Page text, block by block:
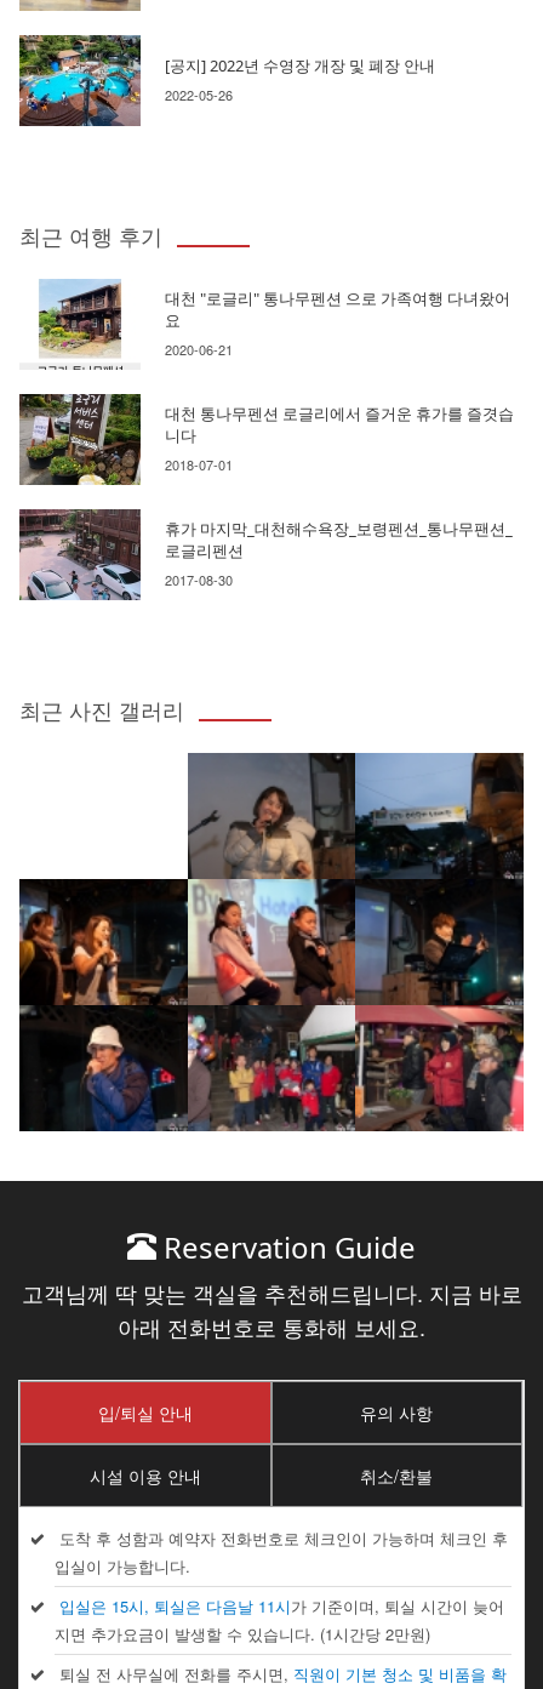
[공지] 2022년 수영장 개장 및 폐장 안내
2022-05-26
최근 여행 후기
대천 "로글리" 통나무펜션 으로 가족여행 다녀왔어
요
2020-06-21
대천 통나무펜션 로글리에서 즐거운 휴가를 즐겻습
니다
2018-07-01
휴가 마지막_대천해수욕장_보령펜션_통나무팬션_
로글리펜션
2017-08-30
최근 사진 갤러리
Reservation Guide
고객님께 딱 맞는 객실을 추천해드립니다. 지금 바로
아래 전화번호로 통화해 보세요.
입/퇴실 안내 유의 사항
시설 이용 안내 취소/환불
도착 후 성함과 예약자 전화번호로 체크인이 가능하며 체크인 후
입실이 가능합니다.
입실은 15시, 퇴실은 다음날 11시가 기준이며, 퇴실 시간이 늦어
지면 추가요금이 발생할 수 있습니다. (1시간당 2만원)
퇴실 전 사무실에 전화를 주시면, 직원이 기본 청소 및 비품을 확